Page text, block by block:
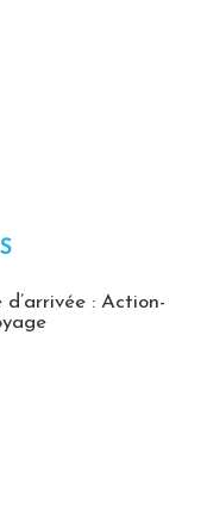
: Action-